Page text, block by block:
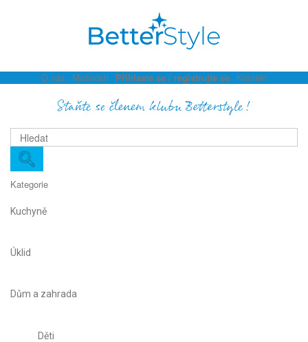
O nás Možnosti Přihlaste se / registrujte se Kontakt
Staňte se členem klubu Betterstyle!
Kategorie
Kuchyně
Úklid
Dům a zahrada
Děti